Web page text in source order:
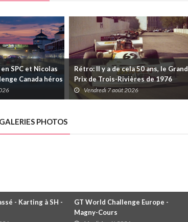
SPC et Nicolas
Canada héros
du week-end
Rétro: Il y a de cela 50 ans, le Grand
Prix de Trois-Rivières de 1976
Vendredi 7 août 2026
PHOTOS
- Karting à SH -
GT World Challenge Europe -
Magny-Cours